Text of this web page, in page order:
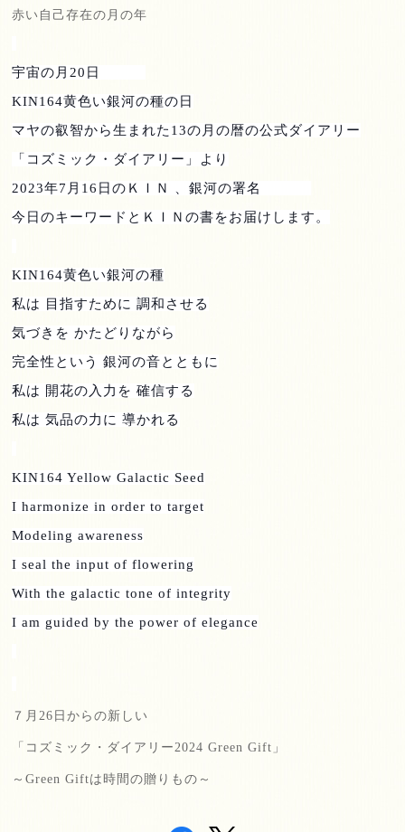
赤い自己存在の月の年
宇宙の月 20 日
KIN164黄色い銀河の種の日
マヤの叡智から生まれた 13の月の暦の公式ダイアリー
「コズミック・ダイアリー」より
2023年7 月 16 日のＫＩＮ 、銀河の署名
今日のキーワードとＫＩＮの書をお届けします。
KIN164黄色い銀河の種
私は 目指すために 調和させる
気づきを かたどりながら
完全性という 銀河の音とともに
私は 開花の入力を 確信する
私は 気品の力に 導かれる
KIN164 Yellow Galactic Seed
I harmonize in order to target
Modeling awareness
I seal the input of flowering
With the galactic tone of integrity
I am guided by the power of elegance
７月26 日からの新しい
「コズミック・ダイアリー2024 Green Gift 」
～Green Giftは時間の贈りもの～